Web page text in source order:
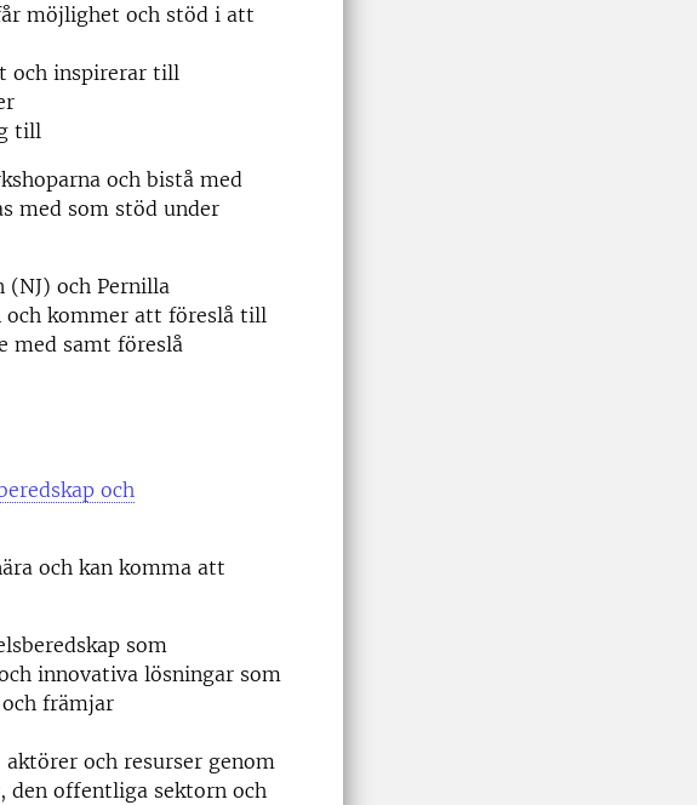
möjlighet och stöd i att
och inspirerar till
till
och bistå med
med som stöd under
(NJ) och Pernilla
och kommer att föreslå till
med samt föreslå
och
och kan komma att
som
innovativa lösningar som
främjar
och resurser genom
den offentliga sektorn och